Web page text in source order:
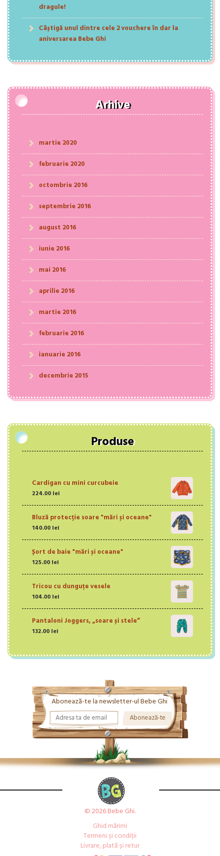
dragule!
Câștigă unul dintre cele 2 vouchere în dar la
aniversarea Bebe Ghi
Arhive
martie 2020
februarie 2020
octombrie 2016
septembrie 2016
august 2016
iunie 2016
mai 2016
aprilie 2016
martie 2016
februarie 2016
ianuarie 2016
decembrie 2015
Produse
Cardigan cu mini curcubeie
224.00 lei
Bluză protecție soare "mări și oceane"
140.00 lei
Șort de baie "mări și oceane"
125.00 lei
Tricou cu dunguțe vesele
104.00 lei
Pantaloni Joggers, „soare și stele”
132.00 lei
Abonează-te la newsletter-ul Bebe Ghi
© 2026 Bebe Ghi.
Ghid mărimi
Termeni și condiții
Livrare, plată și retur